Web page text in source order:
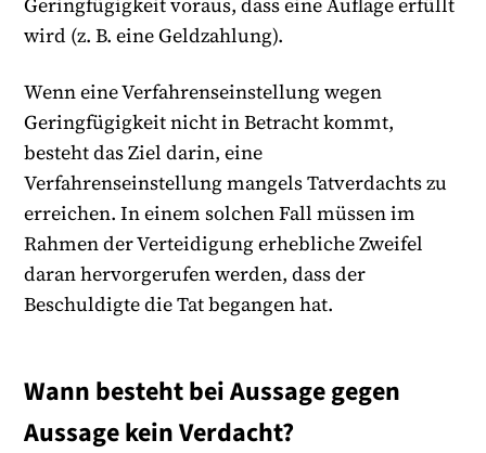
wird (z. B. eine Geldzahlung).
Wenn eine Verfahrenseinstellung wegen
Geringfügigkeit nicht in Betracht kommt,
besteht das Ziel darin, eine
Verfahrenseinstellung mangels Tatverdachts zu
erreichen. In einem solchen Fall müssen im
Rahmen der Verteidigung erhebliche Zweifel
daran hervorgerufen werden, dass der
Beschuldigte die Tat begangen hat.
Wann besteht bei Aussage gegen
Aussage kein Verdacht?